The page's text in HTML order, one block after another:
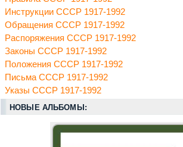
Инструкции СССР 1917-1992
Обращения СССР 1917-1992
Распоряжения СССР 1917-1992
Законы СССР 1917-1992
Положения СССР 1917-1992
Письма СССР 1917-1992
Указы СССР 1917-1992
НОВЫЕ АЛЬБОМЫ: